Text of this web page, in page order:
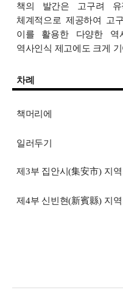
책의 발간은 고구려 유
체계적으로 제공하여 고
이를 활용한 다양한 역
역사인식 제고에도 크게
차례
책머리에
일러두기
제 3부 집안시(集安市) 지
제 4부 신빈현(新賓縣) 지